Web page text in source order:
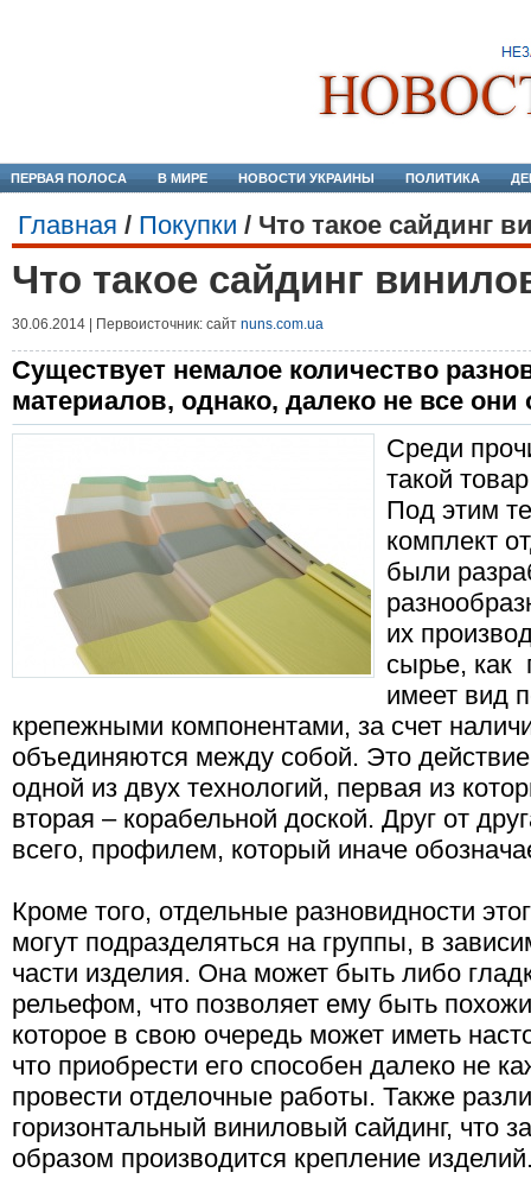
ПЕРВАЯ ПОЛОСА В МИРЕ НОВОСТИ УКРАИНЫ ПОЛИТИКА
Главная / Покупки / Что такое сайдинг
Что такое сайдинг
30.06.2014 | Первоисточник: сайт nuns.com.ua
Существует немалое количество
материалов, однако, далеко не все
Среди
такой
Под этим
комплект
были
их
сырье, как
имеет вид
крепежными компонентами, за счет
объединяются между собой. Это
одной из двух технологий, первая из
вторая – корабельной доской. Друг от
всего, профилем, который иначе
Кроме того, отдельные разновидности
могут подразделяться на группы, в
части изделия. Она может быть либо
рельефом, что позволяет ему быть
которое в свою очередь может иметь
что приобрести его способен далеко не
провести отделочные работы. Также
горизонтальный виниловый сайдинг, что
образом производится крепление